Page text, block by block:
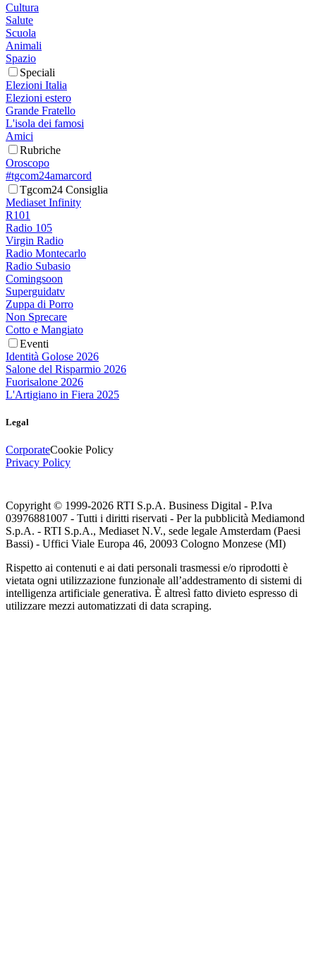
Cultura
Salute
Scuola
Animali
Spazio
Speciali
Elezioni Italia
Elezioni estero
Grande Fratello
L'isola dei famosi
Amici
Rubriche
Oroscopo
#tgcom24amarcord
Tgcom24 Consiglia
Mediaset Infinity
R101
Radio 105
Virgin Radio
Radio Montecarlo
Radio Subasio
Comingsoon
Superguidatv
Zuppa di Porro
Non Sprecare
Cotto e Mangiato
Eventi
Identità Golose 2026
Salone del Risparmio 2026
Fuorisalone 2026
L'Artigiano in Fiera 2025
Legal
CorporateCookie Policy
Privacy Policy
Copyright © 1999-2026 RTI S.p.A. Business Digital - P.Iva
03976881007 - Tutti i diritti riservati - Per la pubblicità Mediamond
S.p.A. - RTI S.p.A., Mediaset N.V., sede legale Amsterdam (Paesi
Bassi) - Uffici Viale Europa 46, 20093 Cologno Monzese (MI)
Rispetto ai contenuti e ai dati personali trasmessi e/o riprodotti è
vietata ogni utilizzazione funzionale all’addestramento di sistemi di
intelligenza artificiale generativa. È altresì fatto divieto espresso di
utilizzare mezzi automatizzati di data scraping.